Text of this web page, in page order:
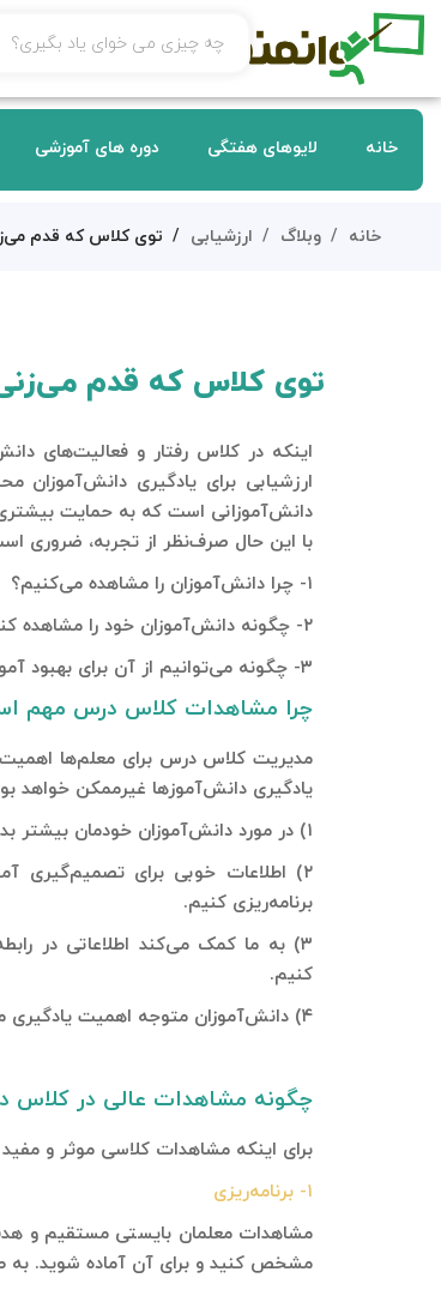
خانه لایوهای هفتگی دوره های آموزشی
خانه وبلاگ ارزشیابی توی کلاس که قدم می‌زنی،
توی کلاس که قدم می‌زنی،
اینکه در کلاس رفتار و فعالیت‌های
ارزشیابی برای یادگیری
دانش‌آموزانی است که به حمایت بیشتری
با این حال صرف‌نظر از تجربه‌، ضروری
۱- چرا دانش‌آموزان را مشاهده می‌کنیم؟
۲- چگونه دانش‌آموزان خود را مشاهده کنیم؟
۳- چگونه می‌توانیم از آن برای بهبود آموزش و یادگیری دانش‌آموزان بهره ببریم؟
چرا مشاهدات کلاس درس مهم
مدیریت کلاس درس برای معلم‌ها اهمیت
یادگیری دانش‌آموزها غیرممکن خواهد
۱) در مورد دانش‌آموزان خودمان بیشتر بدانیم و با آن‌ها برای ایجاد ارتباط مثبت اقدام کنیم.
۲) اطلاعات خوبی برای تصمیم‌گیری
برنامه‌ریزی کنیم.
۳) به ما کمک می‌کند اطلاعاتی در
کنیم.
۴) دانش‌آموزان متوجه اهمیت یادگیری می‌شوند و کمتر به کارهای حاشیه‌ای می‌پردازند.
چگونه مشاهدات عالی در کلاس
برای اینکه مشاهدات کلاسی موثر و مفید واقع
۱- برنامه‌ریزی
مشاهدات معلمان بایستی مستقیم و
مشخص کنید و برای آن آماده شوید. به